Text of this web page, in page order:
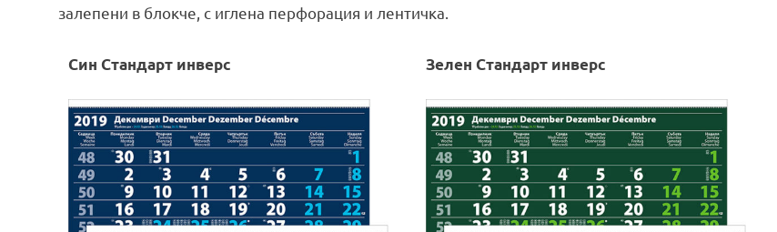
залепени в блокче, с иглена перфорация и лентичка.
Син Стандарт инверс Зелен Стандарт инверс